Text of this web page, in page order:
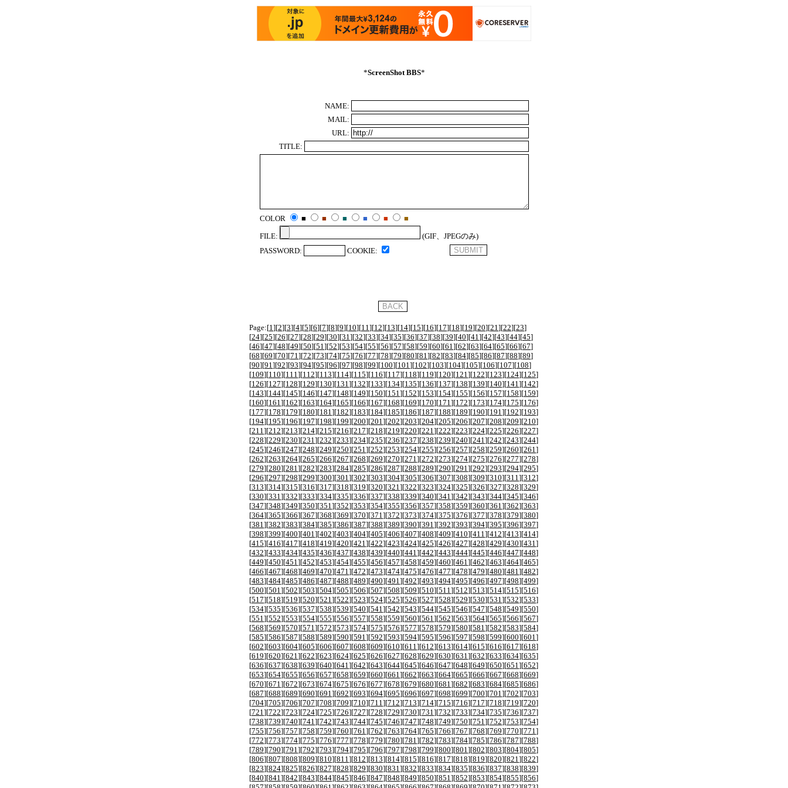
*ScreenShot BBS*
NAME:
MAIL:
URL:
TITLE:
COLOR ■ ■ ■ ■ ■
■
FILE:
(GIF、JPEGのみ)
PASSWORD:
COOKIE:
Page:[1][2][3][4][5][6][7][8][9][10][11][12][13][14][15][16][17][18][19][20][21][22][23]
[24][25][26][27][28][29][30][31][32][33][34][35][36][37][38][39][40][41][42][43][44][45]
[46][47][48][49][50][51][52][53][54][55][56][57][58][59][60][61][62][63][64][65][66][67]
[68][69][70][71][72][73][74][75][76][77][78][79][80][81][82][83][84][85][86][87][88][89]
[90][91][92][93][94][95][96][97][98][99][100][101][102][103][104][105][106][107][108]
[109][110][111][112][113][114][115][116][117][118][119][120][121][122][123][124][125]
[126][127][128][129][130][131][132][133][134][135][136][137][138][139][140][141][142]
[143][144][145][146][147][148][149][150][151][152][153][154][155][156][157][158][159]
[160][161][162][163][164][165][166][167][168][169][170][171][172][173][174][175][176]
[177][178][179][180][181][182][183][184][185][186][187][188][189][190][191][192][193]
[194][195][196][197][198][199][200][201][202][203][204][205][206][207][208][209][210]
[211][212][213][214][215][216][217][218][219][220][221][222][223][224][225][226][227]
[228][229][230][231][232][233][234][235][236][237][238][239][240][241][242][243][244]
[245][246][247][248][249][250][251][252][253][254][255][256][257][258][259][260][261]
[262][263][264][265][266][267][268][269][270][271][272][273][274][275][276][277][278]
[279][280][281][282][283][284][285][286][287][288][289][290][291][292][293][294][295]
[296][297][298][299][300][301][302][303][304][305][306][307][308][309][310][311][312]
[313][314][315][316][317][318][319][320][321][322][323][324][325][326][327][328][329]
[330][331][332][333][334][335][336][337][338][339][340][341][342][343][344][345][346]
[347][348][349][350][351][352][353][354][355][356][357][358][359][360][361][362][363]
[364][365][366][367][368][369][370][371][372][373][374][375][376][377][378][379][380]
[381][382][383][384][385][386][387][388][389][390][391][392][393][394][395][396][397]
[398][399][400][401][402][403][404][405][406][407][408][409][410][411][412][413][414]
[415][416][417][418][419][420][421][422][423][424][425][426][427][428][429][430][431]
[432][433][434][435][436][437][438][439][440][441][442][443][444][445][446][447][448]
[449][450][451][452][453][454][455][456][457][458][459][460][461][462][463][464][465]
[466][467][468][469][470][471][472][473][474][475][476][477][478][479][480][481][482]
[483][484][485][486][487][488][489][490][491][492][493][494][495][496][497][498][499]
[500][501][502][503][504][505][506][507][508][509][510][511][512][513][514][515][516]
[517][518][519][520][521][522][523][524][525][526][527][528][529][530][531][532][533]
[534][535][536][537][538][539][540][541][542][543][544][545][546][547][548][549][550]
[551][552][553][554][555][556][557][558][559][560][561][562][563][564][565][566][567]
[568][569][570][571][572][573][574][575][576][577][578][579][580][581][582][583][584]
[585][586][587][588][589][590][591][592][593][594][595][596][597][598][599][600][601]
[602][603][604][605][606][607][608][609][610][611][612][613][614][615][616][617][618]
[619][620][621][622][623][624][625][626][627][628][629][630][631][632][633][634][635]
[636][637][638][639][640][641][642][643][644][645][646][647][648][649][650][651][652]
[653][654][655][656][657][658][659][660][661][662][663][664][665][666][667][668][669]
[670][671][672][673][674][675][676][677][678][679][680][681][682][683][684][685][686]
[687][688][689][690][691][692][693][694][695][696][697][698][699][700][701][702][703]
[704][705][706][707][708][709][710][711][712][713][714][715][716][717][718][719][720]
[721][722][723][724][725][726][727][728][729][730][731][732][733][734][735][736][737]
[738][739][740][741][742][743][744][745][746][747][748][749][750][751][752][753][754]
[755][756][757][758][759][760][761][762][763][764][765][766][767][768][769][770][771]
[772][773][774][775][776][777][778][779][780][781][782][783][784][785][786][787][788]
[789][790][791][792][793][794][795][796][797][798][799][800][801][802][803][804][805]
[806][807][808][809][810][811][812][813][814][815][816][817][818][819][820][821][822]
[823][824][825][826][827][828][829][830][831][832][833][834][835][836][837][838][839]
[840][841][842][843][844][845][846][847][848][849][850][851][852][853][854][855][856]